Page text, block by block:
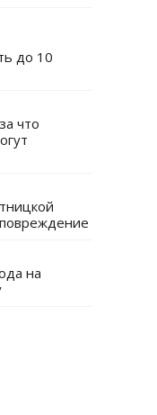
до 10
что
на